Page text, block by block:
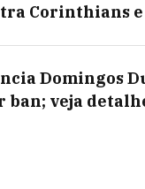
Corinthians
Domingos
ban; veja